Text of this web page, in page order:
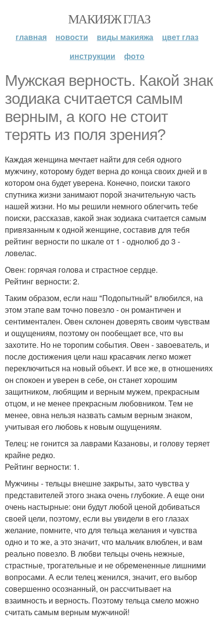
МАКИЯЖ ГЛАЗ
главная новости виды макияжа
цвет глаз
инструкции
фото
Мужская верность. Какой знак
зодиака считается самым
верным, а кого не стоит
терять из поля зрения?
Каждая женщина мечтает найти для себя одного
мужчину, которому будет верна до конца своих дней и в
котором она будет уверена. Конечно, поиски такого
спутника жизни занимают порой значительную часть
нашей жизни. Но мы решили немного облегчить тебе
поиски, рассказав, какой знак зодиака считается самым
привязанным к одной женщине, составив для тебя
рейтинг верности по шкале от 1 - однолюб до 3 -
ловелас.
Овен: горячая голова и страстное сердце.
Рейтинг верности: 2.
Таким образом, если наш "Подопытный" влюбился, на
этом этапе вам точно повезло - он романтичен и
сентиментален. Овен склонен доверять своим чувствам
и ощущениям, поэтому он пообещает все, что вы
захотите. Но не торопим события. Овен - завоеватель, и
после достижения цели наш красавчик легко может
переключиться на новый объект. И все же, в отношениях
он спокоен и уверен в себе, он станет хорошим
защитником, любящим и верным мужем, прекрасным
отцом, и не менее прекрасным любовником. Тем не
менее, овна нельзя назвать самым верным знаком,
учитывая его любовь к новым ощущениям.
Телец: не гонится за лаврами Казановы, и голову теряет
крайне редко.
Рейтинг верности: 1.
Мужчины - тельцы внешне закрыты, зато чувства у
представителей этого знака очень глубокие. А еще они
очень настырные: они будут любой ценой добиваться
своей цели, поэтому, если вы увидели в его глазах
желание, помните, что для тельца желания и чувства
одно и то же, а это значит, что мальчик влюблен, и вам
реально повезло. В любви тельцы очень нежные,
страстные, трогательные и не обремененные лишними
вопросами. А если телец женился, значит, его выбор
совершенно осознанный, он рассчитывает на
взаимность и верность. Поэтому тельца смело можно
считать самым верным мужчиной!